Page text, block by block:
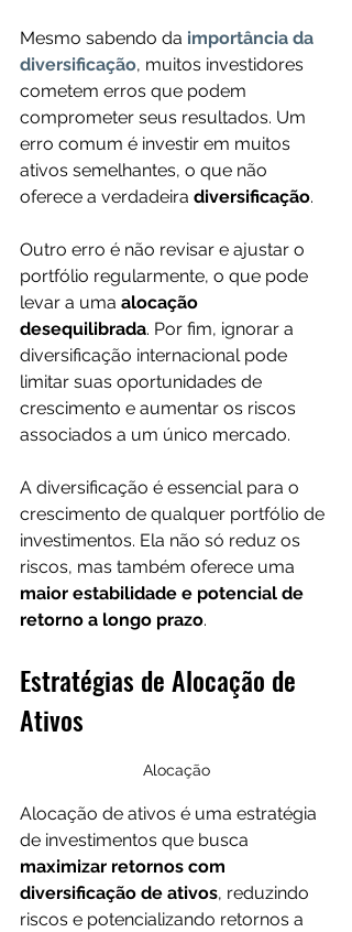
Mesmo sabendo da importância da
diversificação, muitos investidores
cometem erros que podem
comprometer seus resultados. Um
erro comum é investir em muitos
ativos semelhantes, o que não
oferece a verdadeira diversificação.
Outro erro é não revisar e ajustar o
portfólio regularmente, o que pode
levar a uma alocação
desequilibrada. Por fim, ignorar a
diversificação internacional pode
limitar suas oportunidades de
crescimento e aumentar os riscos
associados a um único mercado.
A diversificação é essencial para o
crescimento de qualquer portfólio de
investimentos. Ela não só reduz os
riscos, mas também oferece uma
maior estabilidade e potencial de
retorno a longo prazo.
Estratégias de Alocação de
Ativos
Alocação
Alocação de ativos é uma estratégia
de investimentos que busca
maximizar retornos com
diversificação de ativos, reduzindo
riscos e potencializando retornos a